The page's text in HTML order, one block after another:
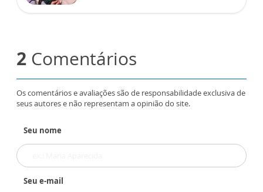
2 Comentários
Os comentários e avaliações são de responsabilidade exclusiva de
seus autores e não representam a opinião do site.
Seu nome
Seu e-mail